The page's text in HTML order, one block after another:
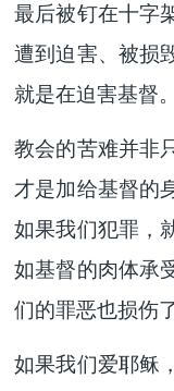
最后被钉在十字
遭到迫害、被损
就是在迫害基督。
教会的苦难并非
才是加给基督的
如果我们犯罪，
如基督的肉体承
们的罪恶也损伤
如果我们爱耶稣